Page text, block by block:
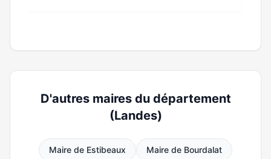
D'autres maires du département
(Landes)
Maire de Estibeaux Maire de Bourdalat